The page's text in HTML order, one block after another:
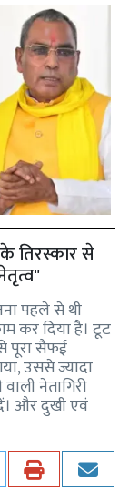
के तिरस्कार से
पहले से थी
कर दिया है। टूट
पूरा सैफई
उससे ज्यादा
नेतागिरी
और दुखी एवं